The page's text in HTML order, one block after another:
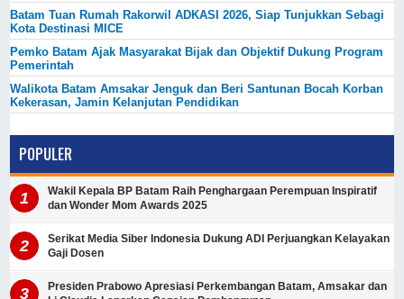
Batam Tuan Rumah Rakorwil ADKASI 2026, Siap Tunjukkan Sebagi
Kota Destinasi MICE
Pemko Batam Ajak Masyarakat Bijak dan Objektif Dukung Program
Pemerintah
Walikota Batam Amsakar Jenguk dan Beri Santunan Bocah Korban
Kekerasan, Jamin Kelanjutan Pendidikan
POPULER
Wakil Kepala BP Batam Raih Penghargaan Perempuan Inspiratif
dan Wonder Mom Awards 2025
Serikat Media Siber Indonesia Dukung ADI Perjuangkan Kelayakan
Gaji Dosen
Presiden Prabowo Apresiasi Perkembangan Batam, Amsakar dan